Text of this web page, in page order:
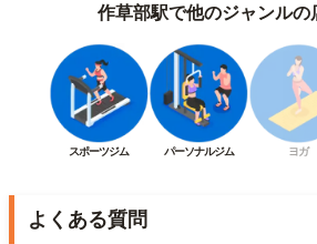
作草部駅で他のジャンルの
スポーツジム パーソナルジム ヨガ
よくある質問